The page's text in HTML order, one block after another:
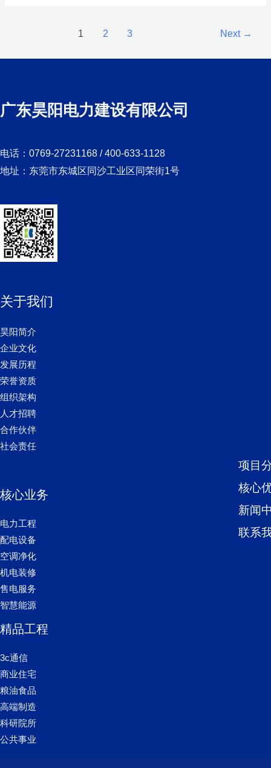
训
1 2 3 Next →
广东昊阳电力建设有限公司
电话：0769-27231168 / 400-633-1128
地址：东莞市东城区同沙工业区同荣街1号
关于我们
昊阳简介
企业文化
发展历程
荣誉资质
组织架构
人才招聘
合作伙伴
社会责任
核心业务
电力工程
配电设备
空调净化
机电装修
售电服务
智慧能源
精品工程
3c通信
商业住宅
粮油食品
高端制造
科研院所
公共事业
项目
核心
新闻
联系